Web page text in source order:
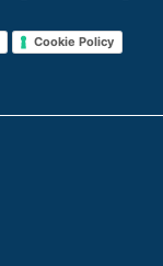
Cookie Policy